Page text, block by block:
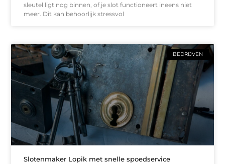
sleutel ligt nog binnen, of je slot functioneert ineens niet
meer. Dit kan behoorlijk stressvol
BEDRIJVEN
Slotenmaker Lopik met snelle spoedservice